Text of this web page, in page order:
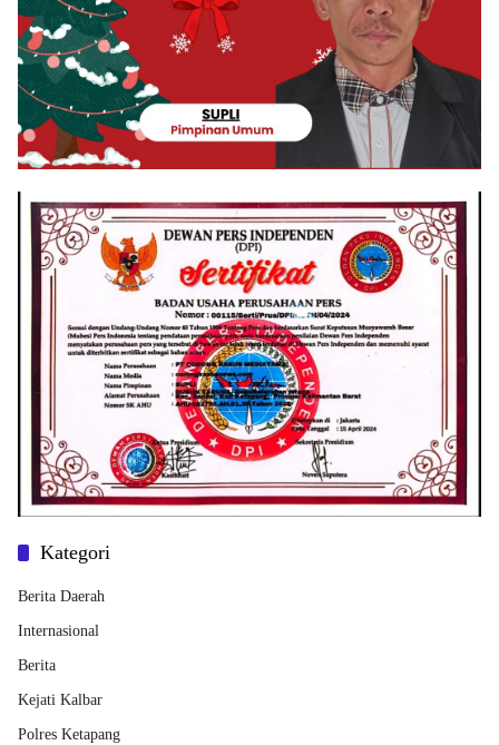
Kategori
Berita Daerah
Internasional
Berita
Kejati Kalbar
Polres Ketapang